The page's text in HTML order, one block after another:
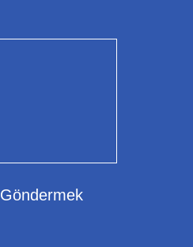
Göndermek